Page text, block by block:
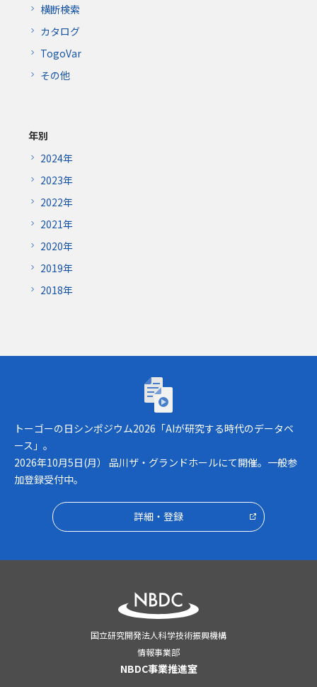
横断検索
カタログ
TogoVar
その他
年別
2024年
2023年
2022年
2021年
2020年
2019年
2018年
トーゴーの日シンポジウム2026「AIが研究
トーゴーの日シンポジウム2026「AIが研究する時代のデータベ
ース」。
2026年10月5日(月） 品川ザ・グランドホールにて開催。一般参
加登録受付中。
詳細・登録
国立研究開発法人科学技術振興機構
情報事業部
NBDC事業推進室